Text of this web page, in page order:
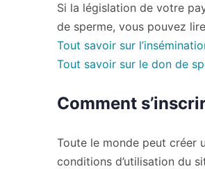
Si la législation de votre
de sperme, vous pouvez
Tout savoir sur
Tout savoir sur le don de
Comment
Toute le monde peut créer
conditions d’utilisation du